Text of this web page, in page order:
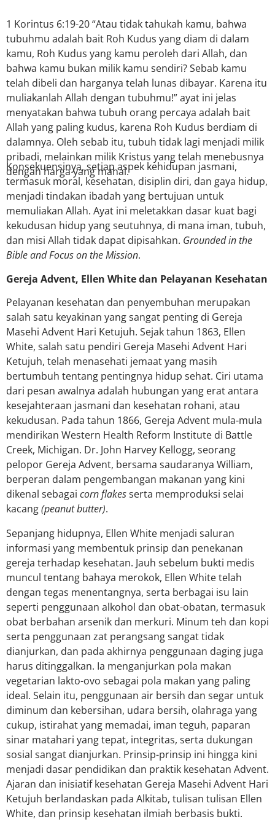
1 Korintus 6:19-20 “Atau tidak tahukah kamu, bahwa
tubuhmu adalah bait Roh Kudus yang diam di dalam
kamu, Roh Kudus yang kamu peroleh dari Allah, dan
bahwa kamu bukan milik kamu sendiri? Sebab kamu
telah dibeli dan harganya telah lunas dibayar. Karena itu
muliakanlah Allah dengan tubuhmu!” ayat ini jelas
menyatakan bahwa tubuh orang percaya adalah bait
Allah yang paling kudus, karena Roh Kudus berdiam di
dalamnya. Oleh sebab itu, tubuh tidak lagi menjadi milik
pribadi, melainkan milik Kristus yang telah menebusnya
dengan harga yang mahal.
Konsekuensinya, setiap aspek kehidupan jasmani,
termasuk moral, kesehatan, disiplin diri, dan gaya hidup,
menjadi tindakan ibadah yang bertujuan untuk
memuliakan Allah. Ayat ini meletakkan dasar kuat bagi
kekudusan hidup yang seutuhnya, di mana iman, tubuh,
dan misi Allah tidak dapat dipisahkan. Grounded in the
Bible and Focus on the Mission.
Gereja Advent, Ellen White dan Pelayanan Kesehatan
Pelayanan kesehatan dan penyembuhan merupakan
salah satu keyakinan yang sangat penting di Gereja
Masehi Advent Hari Ketujuh. Sejak tahun 1863, Ellen
White, salah satu pendiri Gereja Masehi Advent Hari
Ketujuh, telah menasehati jemaat yang masih
bertumbuh tentang pentingnya hidup sehat. Ciri utama
dari pesan awalnya adalah hubungan yang erat antara
kesejahteraan jasmani dan kesehatan rohani, atau
kekudusan. Pada tahun 1866, Gereja Advent mula-mula
mendirikan Western Health Reform Institute di Battle
Creek, Michigan. Dr. John Harvey Kellogg, seorang
pelopor Gereja Advent, bersama saudaranya William,
berperan dalam pengembangan makanan yang kini
dikenal sebagai corn flakesserta memproduksi selai
kacang(peanut butter).
Sepanjang hidupnya, Ellen White menjadi saluran
informasi yang membentuk prinsip dan penekanan
gereja terhadap kesehatan. Jauh sebelum bukti medis
muncul tentang bahaya merokok, Ellen White telah
dengan tegas menentangnya, serta berbagai isu lain
seperti penggunaan alkohol dan obat-obatan, termasuk
obat berbahan arsenik dan merkuri. Minum teh dan kopi
serta penggunaan zat perangsang sangat tidak
dianjurkan, dan pada akhirnya penggunaan daging juga
harus ditinggalkan. Ia menganjurkan pola makan
vegetarian lakto-ovo sebagai pola makan yang paling
ideal. Selain itu, penggunaan air bersih dan segar untuk
diminum dan kebersihan, udara bersih, olahraga yang
cukup, istirahat yang memadai, iman teguh, paparan
sinar matahari yang tepat, integritas, serta dukungan
sosial sangat dianjurkan. Prinsip-prinsip ini hingga kini
menjadi dasar pendidikan dan praktik kesehatan Advent.
Ajaran dan inisiatif kesehatan Gereja Masehi Advent Hari
Ketujuh berlandaskan pada Alkitab, tulisan tulisan Ellen
White, dan prinsip kesehatan ilmiah berbasis bukti.